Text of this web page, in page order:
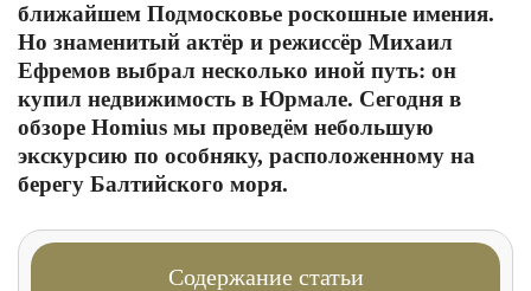
ближайшем Подмосковье роскошные имения.
Но знаменитый актёр и режиссёр Михаил
Ефремов выбрал несколько иной путь: он
купил недвижимость в Юрмале. Сегодня в
обзоре Homius мы проведём небольшую
экскурсию по особняку, расположенному на
берегу Балтийского моря.
Содержание статьи